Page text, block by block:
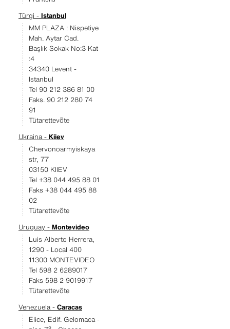
Türgi - Istanbul
MM PLAZA : Nispetiye
Mah. Aytar Cad.
Başlık Sokak No:3 Kat
:4
34340 Levent -
Istanbul
Tel 90 212 386 81 00
Faks. 90 212 280 74
91
Tütarettevõte
Ukraina - Kiiev
Chervonoarmyiskaya
str, 77
03150 KIIEV
Tel +38 044 495 88 01
Faks +38 044 495 88
02
Tütarettevõte
Uruguay - Montevideo
Luis Alberto Herrera,
1290 - Local 400
11300 MONTEVIDEO
Tel 598 2 6289017
Faks 598 2 9019917
Tütarettevõte
Venezuela - Caracas
Elice, Edif. Gelomaca -